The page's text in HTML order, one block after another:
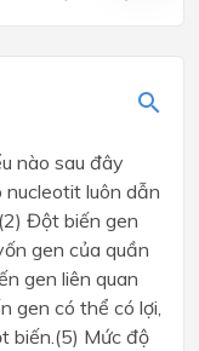
nào sau đây
luôn dẫn
Đột biến gen
gen của quần
gen liên quan
gen có thể có lợi,
biến.(5) Mức độ